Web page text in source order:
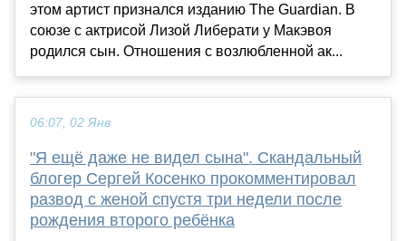
этом артист признался изданию The Guardian. В
союзе с актрисой Лизой Либерати у Макэвоя
родился сын. Отношения с возлюбленной ак...
06:07, 02 Янв
"Я ещё даже не видел сына". Скандальный
блогер Сергей Косенко прокомментировал
развод с женой спустя три недели после
рождения второго ребёнка